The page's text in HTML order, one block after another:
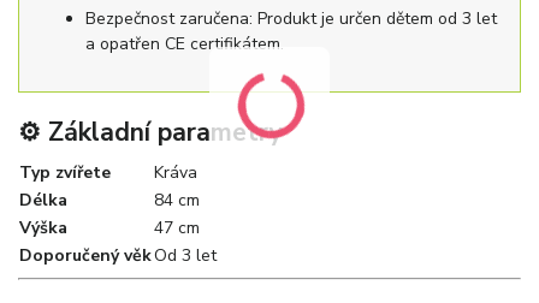
Bezpečnost zaručena: Produkt je určen dětem od 3 let
a opatřen CE certifikátem.
⚙️ Základní parametry
Typ zvířete
Kráva
Délka
84 cm
Výška
47 cm
Doporučený věkOd 3 let